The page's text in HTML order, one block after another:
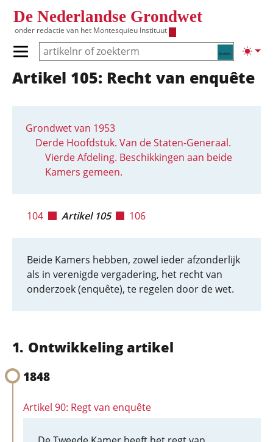
De Nederlandse Grondwet
onder redactie van het Montesquieu Instituut
Zoeken
Primair menu tonen/verbergen
Hoofdnavigatie
Artikel 105: Recht van enquête
Grondwet van 1953
Derde Hoofdstuk. Van de Staten-Generaal.
Vierde Afdeling. Beschikkingen aan beide
Kamers gemeen.
104 Artikel 105 106
Beide Kamers hebben, zowel ieder afzonderlijk
als in verenigde vergadering, het recht van
onderzoek (enquête), te regelen door de wet.
Ontwikkeling artikel
1848
Artikel 90: Regt van enquête